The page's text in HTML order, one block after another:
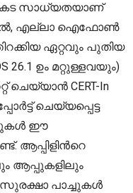
സാധ്യതയാണ്
എല്ലാ ഐഫോണ്‍
ഏറ്റവും പുതിയ
26.1 ഉം മറ്റുള്ളവയും)
CERT-In
ചെയ്യപ്പെട്ട
ഈ
ആപ്പിളിന്‍റെ
ആപ്പുകളിലും
സുരക്ഷാ പാച്ചുകള്‍